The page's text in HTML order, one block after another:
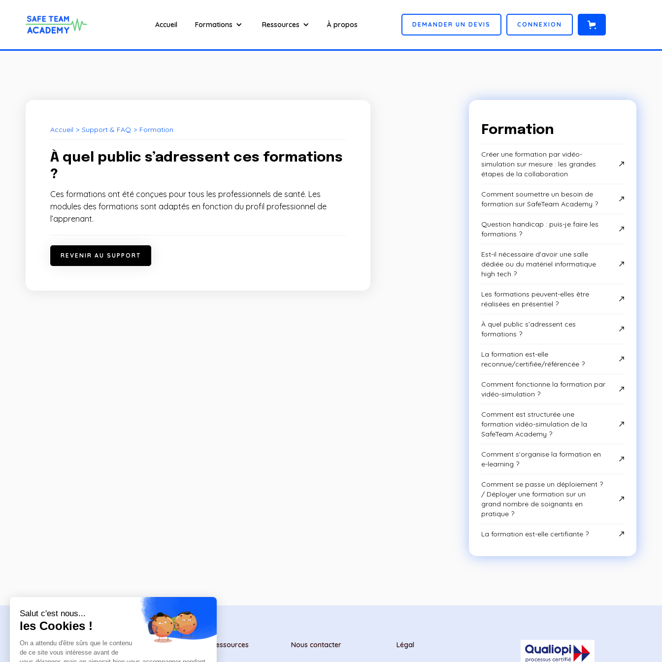
Accueil Formations Ressources À propos DE MANDE R UN DE VIS CONNE XION
Accueil > Support & FAQ > Formation
À quel public s’adressent ces formations
?
Ces formations ont été conçues pour tous les professionnels de santé. Les
modules des formations sont adaptés en fonction du profil professionnel de
l’apprenant.
RE VE NIR AU S UPPORT
Formation
Créer une formation par vidéo-
simulation sur mesure : les grandes
étapes de la collaboration
Comment soumettre un besoin de
formation sur SafeTeam Academy ?
Question handicap : puis-je faire les
formations ?
Est-il nécessaire d'avoir une salle
dédiée ou du matériel informatique
high tech ?
Les formations peuvent-elles être
réalisées en présentiel ?
À quel public s’adressent ces
formations ?
La formation est-elle
reconnue/certifiée/référencée ?
Comment fonctionne la formation par
vidéo-simulation ?
Comment est structurée une
formation vidéo-simulation de la
SafeTeam Academy ?
Comment s’organise la formation en
e-learning ?
Comment se passe un déploiement ?
/ Déployer une formation sur un
grand nombre de soignants en
pratique ?
La formation est-elle certifiante ?
Navigation Formations Ressources Nous contacter Légal